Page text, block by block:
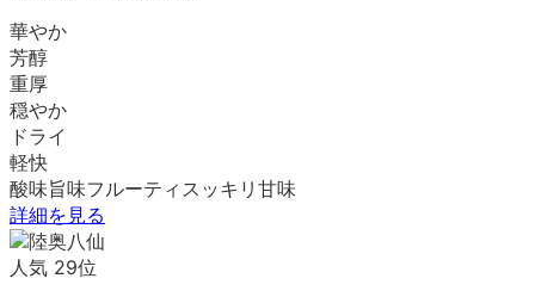
華やか
芳醇
重厚
穏やか
ドライ
軽快
酸味旨味フルーティ スッキリ 甘味
詳細を見る
人気 29位